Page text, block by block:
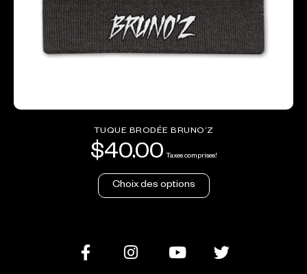
TUQUE BRODÉE BRUNO’Z
$40.00 Taxes comprises!
Choix des options